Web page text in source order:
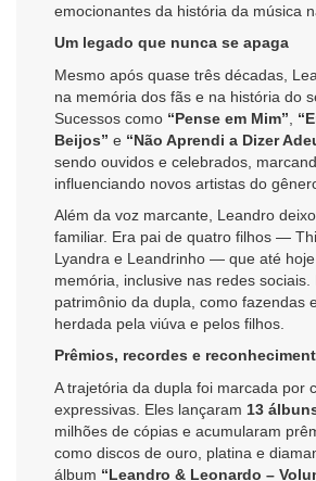
emocionantes da história da música
Um legado que nunca se apaga
Mesmo após quase três décadas,
na memória dos fãs e na história do
Sucessos como “Pense em Mim”
Beijos” e “Não Aprendi a Dizer
sendo ouvidos e celebrados,
influenciando novos artistas do
Além da voz marcante, Leandro
familiar. Era pai de quatro filhos —
Lyandra e Leandrinho — que até
memória, inclusive nas redes sociais.
patrimônio da dupla, como fazendas
herdada pela viúva e pelos filhos.
Prêmios, recordes e
A trajetória da dupla foi marcada por
expressivas. Eles lançaram 13
milhões de cópias e acumularam
como discos de ouro, platina e
álbum “Leandro & Leonardo –